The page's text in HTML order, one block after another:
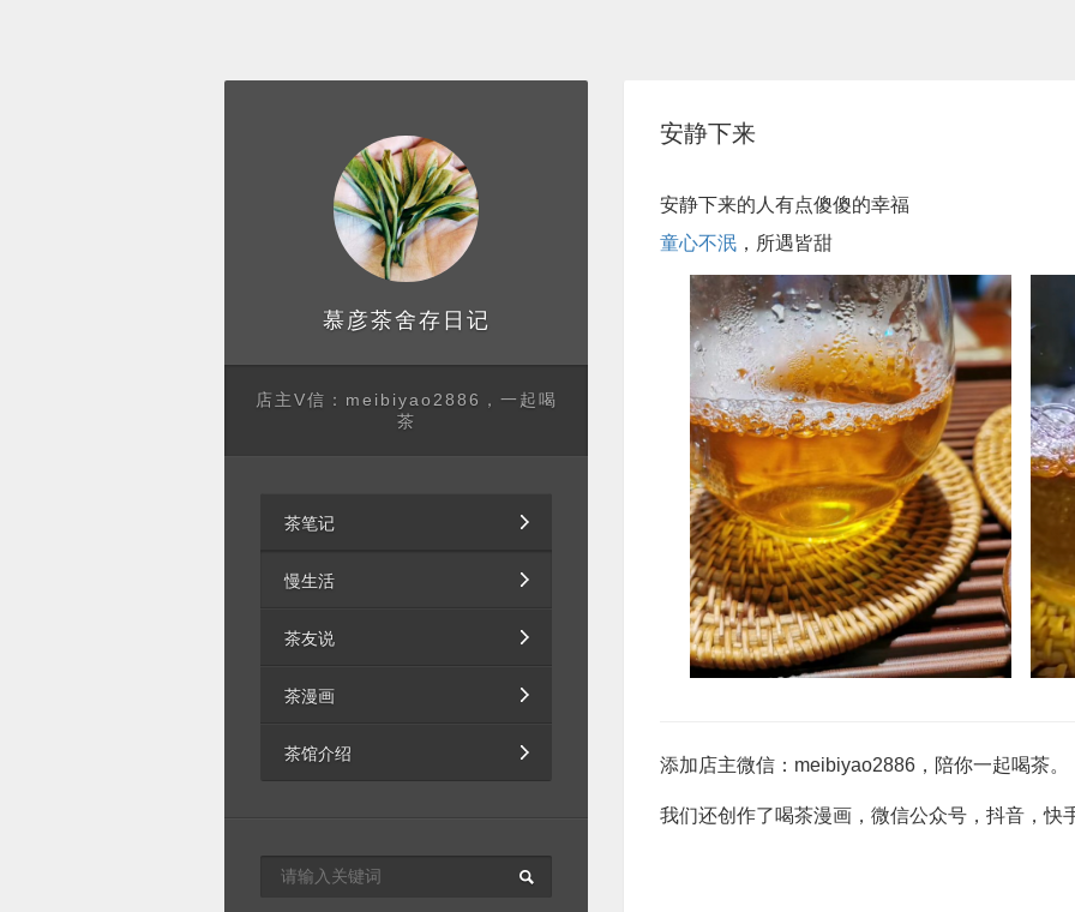
慕彦茶舍存日记
店主V信：meibiyao2886，一起喝
茶
茶笔记
慢生活
茶友说
茶漫画
茶馆介绍
安静下来
安静下来的人有点傻傻的幸福
童心不泯 ，所遇皆甜
添加店主微信：meibiyao2886，陪你一起喝茶。
我们还创作了喝茶漫画，微信公众号，抖音，快